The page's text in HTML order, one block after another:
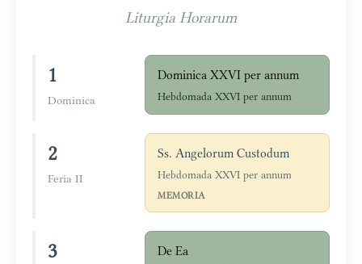
Liturgia Horarum
1
Dominica
Dominica XXVI per annum
Hebdomada XXVI per annum
2
Feria II
Ss. Angelorum Custodum
Hebdomada XXVI per annum
MEMORIA
3 De Ea